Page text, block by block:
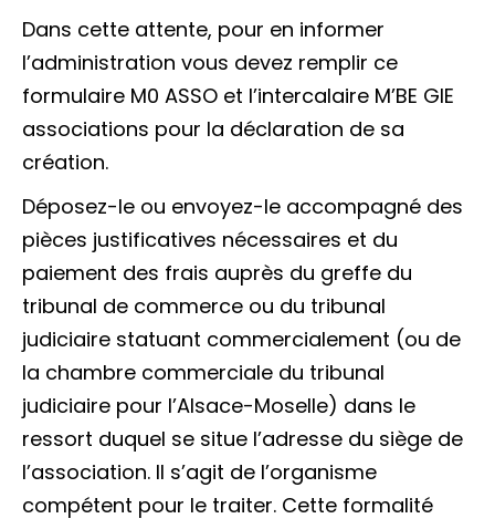
Dans cette attente, pour en informer
l’administration vous devez remplir ce
formulaire M0 ASSO et l’intercalaire M’BE GIE
associations pour la déclaration de sa
création.
Déposez-le ou envoyez-le accompagné des
pièces justificatives nécessaires et du
paiement des frais auprès du greffe du
tribunal de commerce ou du tribunal
judiciaire statuant commercialement (ou de
la chambre commerciale du tribunal
judiciaire pour l’Alsace-Moselle) dans le
ressort duquel se situe l’adresse du siège de
l’association. Il s’agit de l’organisme
compétent pour le traiter. Cette formalité